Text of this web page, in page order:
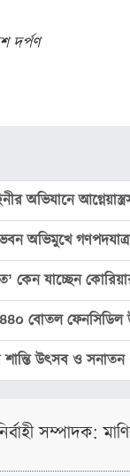
দর্পণ
অভিযানে
অভিমুখে
কেন যাচ্ছেন
৪৪০ বোতল
শান্তি উৎসব ও সনাতন
সম্পাদক: